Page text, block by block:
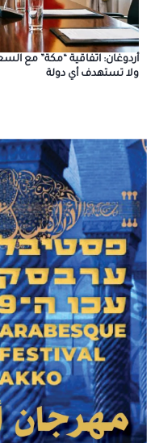
أردوغان: اتفاقية “مكة” مع
ولا تستهدف أي دولة